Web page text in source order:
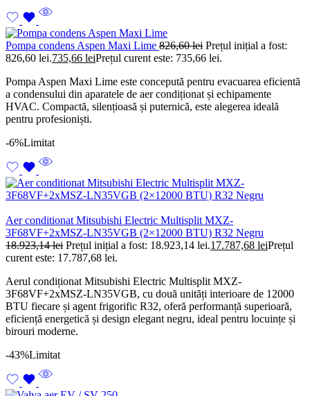
Pompa condens Aspen Maxi Lime 826,60lei Prețul inițial a fost:
826,60 lei.735,66 leiPrețul curent este: 735,66 lei.
Pompa Aspen Maxi Lime este concepută pentru evacuarea eficientă
a condensului din aparatele de aer condiționat și echipamente
HVAC. Compactă, silențioasă și puternică, este alegerea ideală
pentru profesioniști.
-6%Limitat
Aer conditionat Mitsubishi Electric Multisplit MXZ-
3F68VF+2xMSZ-LN35VGB (2×12000 BTU) R32 Negru
18.923,14lei Prețul inițial a fost: 18.923,14 lei.17.787,68 leiPrețul
curent este: 17.787,68 lei.
Aerul condiționat Mitsubishi Electric Multisplit MXZ-
3F68VF+2xMSZ-LN35VGB, cu două unități interioare de 12000
BTU fiecare și agent frigorific R32, oferă performanță superioară,
eficiență energetică și design elegant negru, ideal pentru locuințe și
birouri moderne.
-43%Limitat